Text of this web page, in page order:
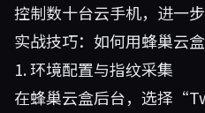
控制数十台云手机，进一
实战技巧：如何用蜂巢云
1. 环境配置与指纹采集
在蜂巢云盒后台，选择